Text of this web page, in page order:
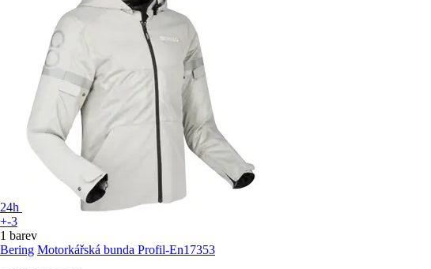
24h
+-3
1 barev
Bering Motorkářská bunda Profil-En17353